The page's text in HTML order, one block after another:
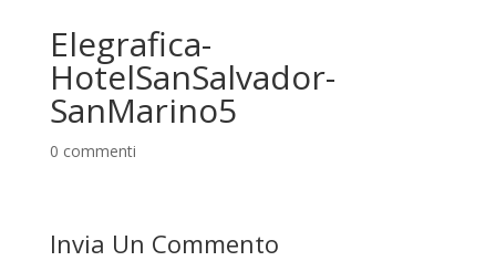
Elegrafica-
HotelSanSalvador-
SanMarino5
0 commenti
Invia Un Commento